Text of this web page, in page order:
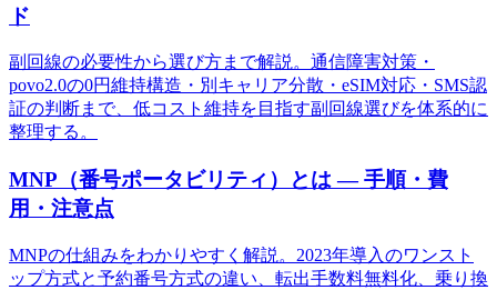
ド
副回線の必要性から選び方まで解説。通信障害対策・
povo2.0の0円維持構造・別キャリア分散・eSIM対応・SMS認
証の判断まで、低コスト維持を目指す副回線選びを体系的に
整理する。
MNP（番号ポータビリティ）とは — 手順・費
用・注意点
MNPの仕組みをわかりやすく解説。2023年導入のワンスト
ップ方式と予約番号方式の違い、転出手数料無料化、乗り換